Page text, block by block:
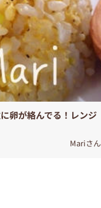
卵が絡んでる！レンジ
Mariさん